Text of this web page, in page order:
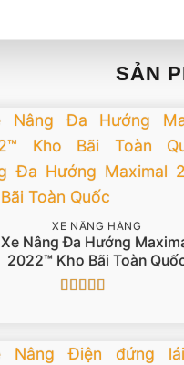
SẢN
XE NÂNG HÀNG
Xe Nâng Đa Hướng
2022™ Kho Bãi Toàn